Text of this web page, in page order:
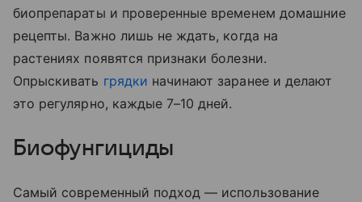
биопрепараты и проверенные временем домашние
рецепты. Важно лишь не ждать, когда на
растениях появятся признаки болезни.
Опрыскивать грядки начинают заранее и делают
это регулярно, каждые 7–10 дней.
Биофунгициды
Самый современный подход — использование